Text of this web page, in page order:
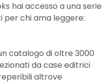
hai accesso a una serie
per chi ama leggere:
catalogo di oltre 3000
da case editrici
altrove